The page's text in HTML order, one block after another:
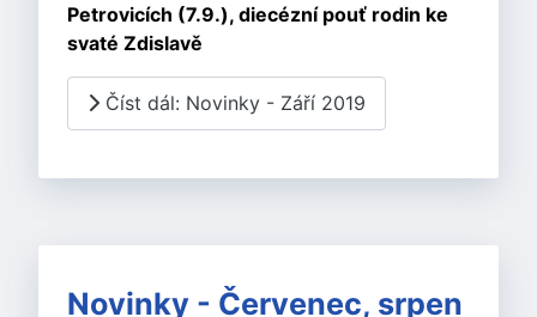
Petrovicích (7.9.), diecézní pouť rodin ke
svaté Zdislavě
Číst dál: Novinky - Září 2019
Novinky - Červenec, srpen